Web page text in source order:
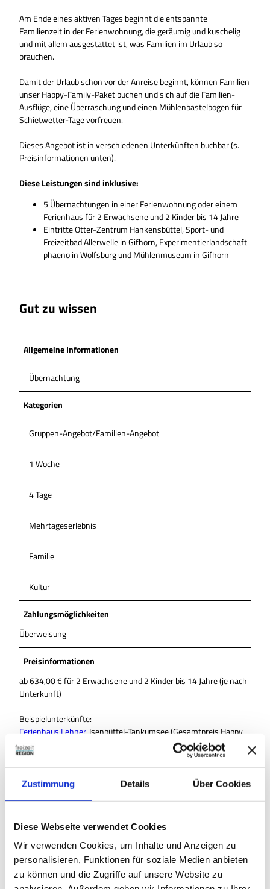
Zustimmung Details Über Cookies
Diese Webseite verwendet Cookies
Wir verwenden Cookies, um Inhalte und Anzeigen zu
personalisieren, Funktionen für soziale Medien anbieten
zu können und die Zugriffe auf unsere Website zu
Am Ende eines aktiven Tages beginnt die entspannte
Familienzeit in der Ferienwohnung, die geräumig und kuschelig
und mit allem ausgestattet ist, was Familien im Urlaub so
brauchen.
Damit der Urlaub schon vor der Anreise beginnt, können Familien
unser Happy-Family-Paket buchen und sich auf die Familien-
Ausflüge, eine Überraschung und einen Mühlenbastelbogen für
Schietwetter-Tage vorfreuen.
Dieses Angebot ist in verschiedenen Unterkünften buchbar (s.
Preisinformationen unten).
Diese Leistungen sind inklusive:
5 Übernachtungen in einer Ferienwohnung oder einem
Ferienhaus für 2 Erwachsene und 2 Kinder bis 14 Jahre
Eintritte Otter-Zentrum Hankensbüttel, Sport- und
Freizeitbad Allerwelle in Gifhorn, Experimentierlandschaft
phaeno in Wolfsburg und Mühlenmuseum in Gifhorn
Gut zu wissen
Allgemeine Informationen
Übernachtung
Kategorien
Gruppen-Angebot/Familien-Angebot
1 Woche
4 Tage
Mehrtageserlebnis
Familie
Kultur
Zahlungsmöglichkeiten
Überweisung
Preisinformationen
ab 634,00 € für 2 Erwachsene und 2 Kinder bis 14 Jahre (je nach
Unterkunft)
Beispielunterkünfte:
Ferienhaus Lehner, Isenbüttel-Tankumsee (Gesamtpreis Happy
Family Paket: 634,00 €)
Ferienwohnung Dohrendorf
, Gifhorn-Wilsche (Gesamtpreis
Happy Family Paket: 674,00 €)
Personen
2 Personen